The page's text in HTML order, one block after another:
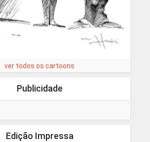
ver todos os cartoons
Publicidade
Edição Impressa